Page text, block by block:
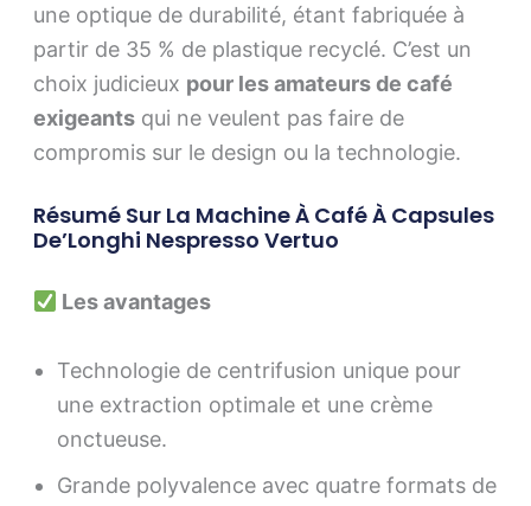
une optique de durabilité, étant fabriquée à
partir de 35 % de plastique recyclé. C’est un
choix judicieux pour les amateurs de café
exigeantsqui ne veulent pas faire de
compromis sur le design ou la technologie.
Résumé Sur La Machine À Café À Capsules
De’Longhi Nespresso Vertuo
Les avantages
Technologie de centrifusion unique pour
une extraction optimale et une crème
onctueuse.
Grande polyvalence avec quatre formats de